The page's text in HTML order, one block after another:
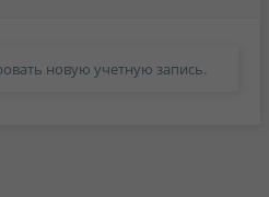
новую учетную запись.